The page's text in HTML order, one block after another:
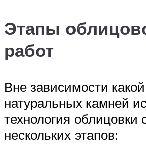
Этапы
работ
Вне зависимости
натуральных камней
технология облицовки
нескольких этапов: